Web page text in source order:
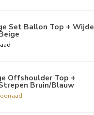
Set Ballon Top + Wijde
Offshoulder Top +
Bruin/Blauw